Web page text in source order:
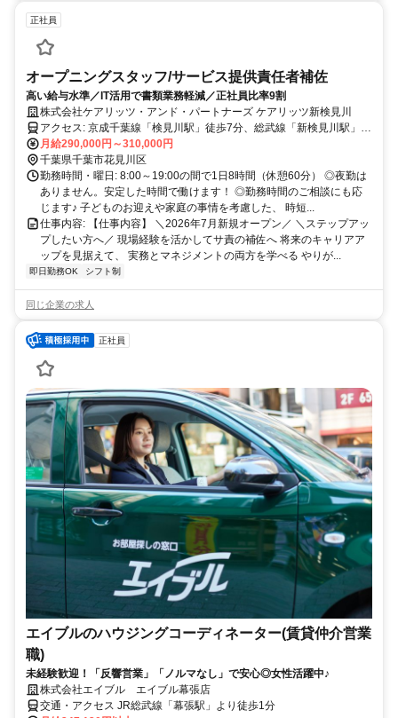
正社員
オープニングスタッフ/サービス提供責任者補佐
高い給与水準／IT活用で書類業務軽減／正社員比率9割
株式会社ケアリッツ・アンド・パートナーズ ケアリッツ新検見川
アクセス: 京成千葉線「検見川駅」徒歩7分、総武線「新検見川駅」徒
歩12分
月給290,000円～310,000円
千葉県千葉市花見川区
勤務時間・曜日: 8:00～19:00の間で1日8時間（休憩60分） ◎夜勤は
ありません。安定した時間で働けます！ ◎勤務時間のご相談にも応
じます♪ 子どものお迎えや家庭の事情を考慮した、 時短...
仕事内容: 【仕事内容】 ＼2026年7月新規オープン／ ＼ステップアッ
プしたい方へ／ 現場経験を活かしてサ責の補佐へ 将来のキャリアア
ップを見据えて、 実務とマネジメントの両方を学べる やりが...
即日勤務OK シフト制
同じ企業の求人
正社員
エイブルのハウジングコーディネーター(賃貸仲介営業
職)
未経験歓迎！「反響営業」「ノルマなし」で安心◎女性活躍中♪
株式会社エイブル エイブル幕張店
交通・アクセス JR総武線「幕張駅」より徒歩1分